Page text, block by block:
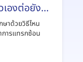
องต่อยังไง
าด้วยวิธีไหน
การแทรกซ้อน